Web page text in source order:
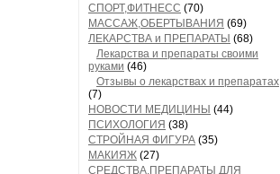
СПОРТ,ФИТНЕСС (70)
МАССАЖ,ОБЕРТЫВАНИЯ (69)
ЛЕКАРСТВА и ПРЕПАРАТЫ (68)
Лекарства и препараты своими
руками (46)
Отзывы о лекарствах и препаратах
(7)
НОВОСТИ МЕДИЦИНЫ (44)
ПСИХОЛОГИЯ (38)
СТРОЙНАЯ ФИГУРА (35)
МАКИЯЖ (27)
СРЕДСТВА,ПРЕПАРАТЫ ДЛЯ